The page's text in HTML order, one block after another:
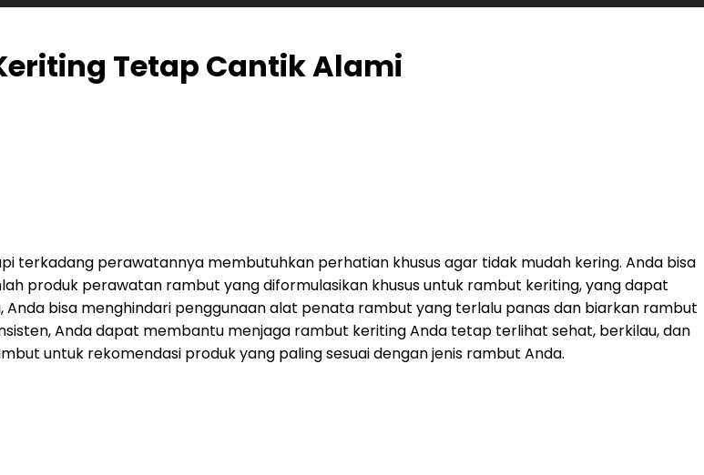
Tetap Cantik Alami
terkadang perawatannya membutuhkan perhatian khusus agar tidak mudah kering. Anda bisa
produk perawatan rambut yang diformulasikan khusus untuk rambut keriting,yang dapat
Anda bisa menghindari penggunaan alat penata rambut yang terlalu panas dan biarkan rambut
Anda dapat membantu menjaga rambut keriting Anda tetap terlihat sehat, berkilau,dan
untuk rekomendasi produk yang paling sesuai dengan jenis rambut Anda.